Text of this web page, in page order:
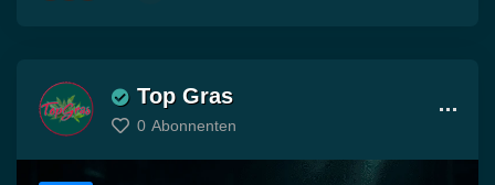
Top Gras
0 Abonnenten